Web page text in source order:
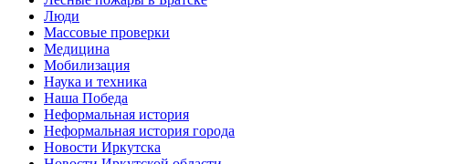
Люди
Массовые проверки
Медицина
Мобилизация
Наука и техника
Наша Победа
Неформальная история
Неформальная история города
Новости Иркутска